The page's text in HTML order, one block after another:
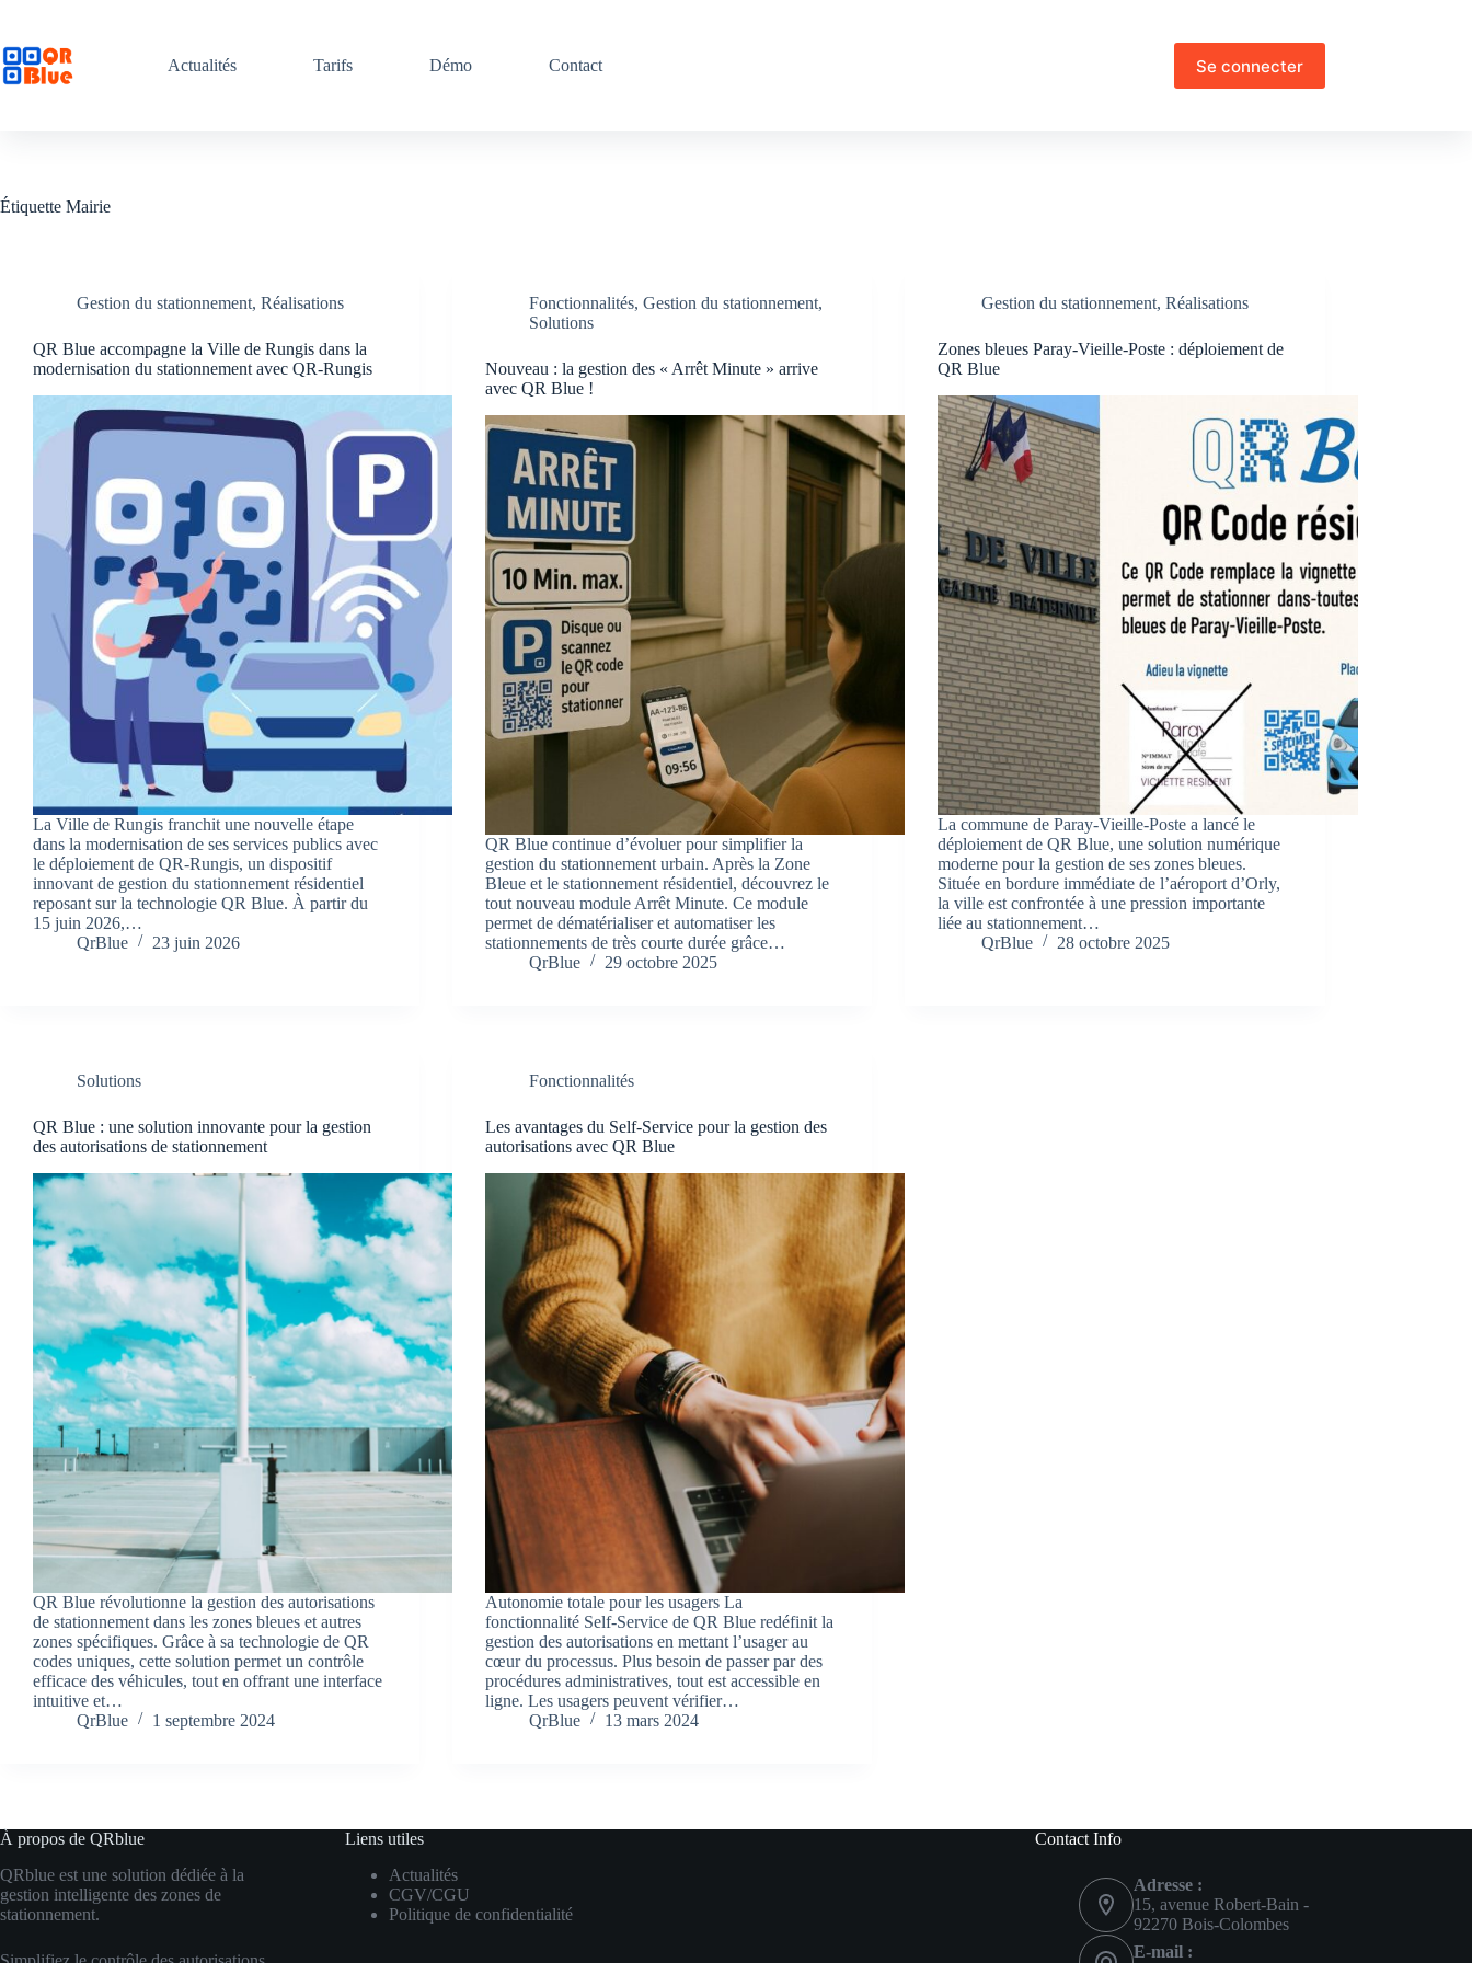
contenu
Actualités
Tarifs Démo Contact Se connecter
Étiquette Mairie
Gestion du stationnement, Réalisations
QR Blue accompagne la Ville de Rungis dans la
modernisation du stationnement avec QR-Rungis
La Ville de Rungis franchit une nouvelle étape
dans la modernisation de ses services publics avec
le déploiement de QR-Rungis, un dispositif
innovant de gestion du stationnement résidentiel
reposant sur la technologie QR Blue. À partir du
15 juin 2026,…
QrBlue
23 juin 2026
Fonctionnalités,Gestion du stationnement,
Solutions
Nouveau : la gestion des « Arrêt Minute » arrive
avec QR Blue !
QR Blue continue d’évoluer pour simplifier la
gestion du stationnement urbain. Après la Zone
Bleue et le stationnement résidentiel, découvrez le
tout nouveau module Arrêt Minute. Ce module
permet de dématérialiser et automatiser les
stationnements de très courte durée grâce…
QrBlue
29 octobre 2025
Gestion du stationnement,Réalisations
Zones bleues Paray-Vieille-Poste : déploiement de
QR Blue
La commune de Paray-Vieille-Poste a lancé le
déploiement de QR Blue, une solution numérique
moderne pour la gestion de ses zones bleues.
Située en bordure immédiate de l’aéroport d’Orly,
la ville est confrontée à une pression importante
liée au stationnement…
QrBlue
28 octobre 2025
Solutions
QR Blue : une solution innovante pour la gestion
des autorisations de stationnement
QR Blue révolutionne la gestion des autorisations
de stationnement dans les zones bleues et autres
zones spécifiques. Grâce à sa technologie de QR
codes uniques, cette solution permet un contrôle
efficace des véhicules, tout en offrant une interface
intuitive et…
QrBlue
1 septembre 2024
Fonctionnalités
Les avantages du Self-Service pour la gestion des
autorisations avec QR Blue
Autonomie totale pour les usagers La
fonctionnalité Self-Service de QR Blue redéfinit la
gestion des autorisations en mettant l’usager au
cœur du processus. Plus besoin de passer par des
procédures administratives, tout est accessible en
ligne. Les usagers peuvent vérifier…
QrBlue
13 mars 2024
À propos de QRblue
QRblue est une solution dédiée à la
gestion intelligente des zones de
stationnement.
Liens utiles
Actualités
CGV/CGU
Politique de confidentialité
Contact Info
Adresse :
15, avenue Robert-Bain -
92270 Bois-Colombes
E-mail :